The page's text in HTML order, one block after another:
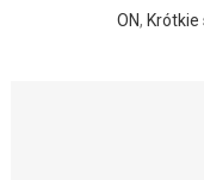
ON, Krótkie